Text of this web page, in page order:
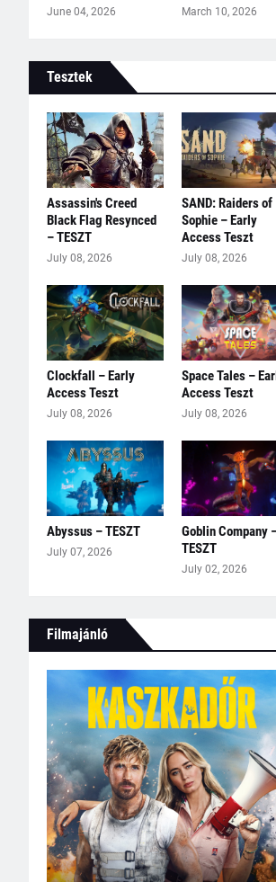
June 04, 2026 March 10, 2026
Tesztek
Assassin's Creed
Black Flag Resynced
– TESZT
July 08, 2026
SAND: Raiders of
Sophie – Early
Access Teszt
July 08, 2026
Clockfall – Early
Access Teszt
July 08, 2026
Space Tales –
Access Teszt
July 08, 2026
Abyssus – TESZT
July 07, 2026
Goblin Company
TESZT
July 02, 2026
Filmajánló